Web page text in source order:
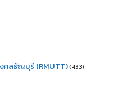
คลธัญบุรี (RMUTT)(433)